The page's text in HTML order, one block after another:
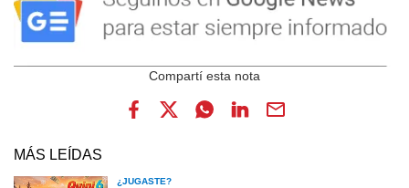
MÁS LEÍDAS
¿JUGASTE?